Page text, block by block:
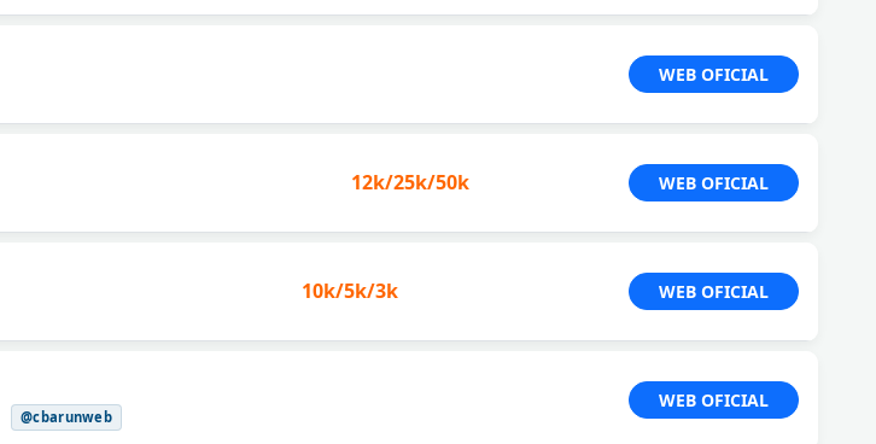
WEB OFICIAL
12k/25k/50k WEB OFICIAL
10k/5k/3k WEB OFICIAL
@cbarunweb
WEB OFICIAL